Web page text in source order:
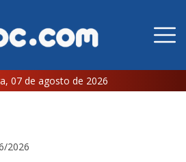
07 de agosto de 2026
2026